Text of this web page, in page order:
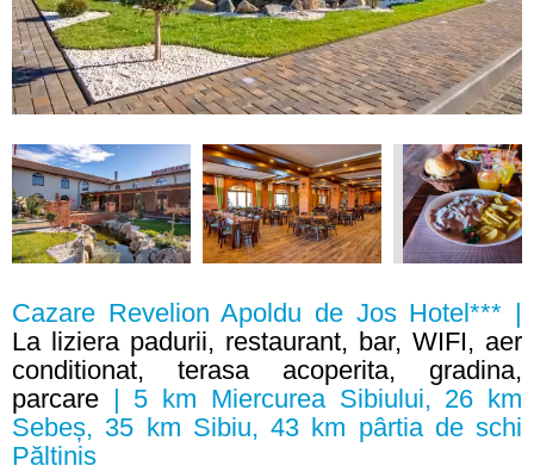
Cazare Revelion Apoldu de Jos Hotel*** |
La liziera padurii, restaurant, bar, WIFI, aer
conditionat, terasa acoperita, gradina,
parcare | 5 km Miercurea Sibiului, 26 km
Sebeș, 35 km Sibiu, 43 km pârtia de schi
Păltinis